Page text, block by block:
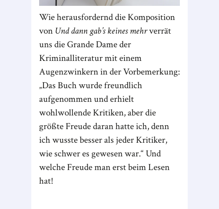
Wie herausfordernd die Komposition
von Und dann gab’s keines mehrverrät
uns die Grande Dame der
Kriminalliteratur mit einem
Augenzwinkern in der Vorbemerkung:
„Das Buch wurde freundlich
aufgenommen und erhielt
wohlwollende Kritiken, aber die
größte Freude daran hatte ich, denn
ich wusste besser als jeder Kritiker,
wie schwer es gewesen war.“ Und
welche Freude man erst beim Lesen
hat!